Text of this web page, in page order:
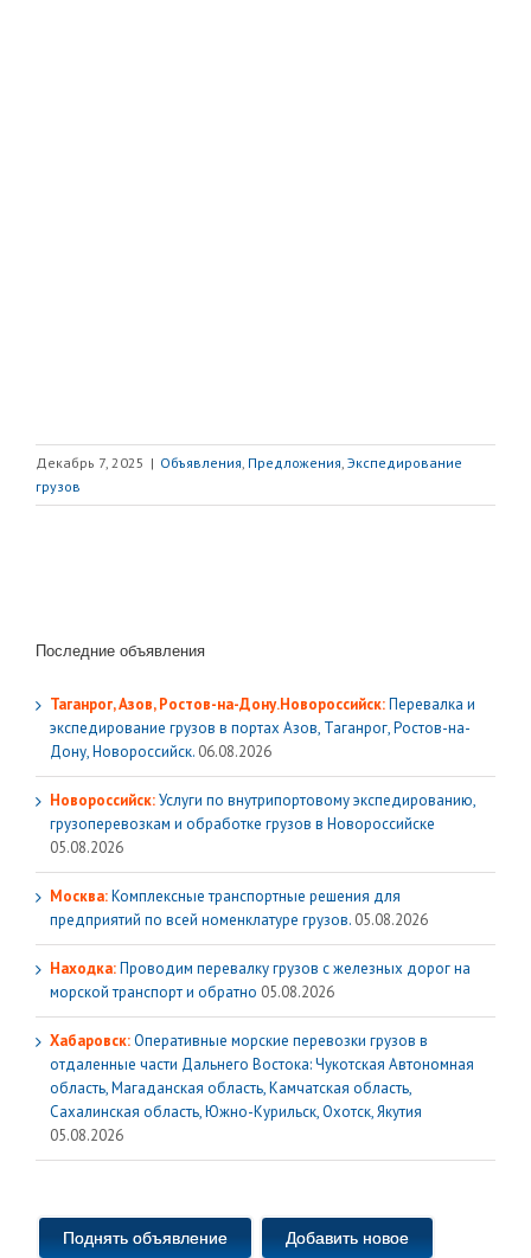
Декабрь 7, 2025 | Объявления Предложения Экспедирование
грузов
Последние объявления
Таганрог, Азов, Ростов-на-Дону.Новороссийск:Перевалка и
экспедирование грузов в портах Азов, Таганрог, Ростов-на-
Дону, Новороссийск. 06.08.2026
Новороссийск:Услуги по внутрипортовому экспедированию,
грузоперевозкам и обработке грузов в Новороссийске
05.08.2026
Москва:Комплексные транспортные решения для
предприятий по всей номенклатуре грузов. 05.08.2026
Находка:Проводим перевалку грузов с железных дорог на
морской транспорт и обратно 05.08.2026
Хабаровск:Оперативные морские перевозки грузов в
отдаленные части Дальнего Востока: Чукотская Автономная
область, Магаданская область, Камчатская область,
Сахалинская область, Южно-Курильск, Охотск, Якутия
05.08.2026
Поднять объявление Добавить новое